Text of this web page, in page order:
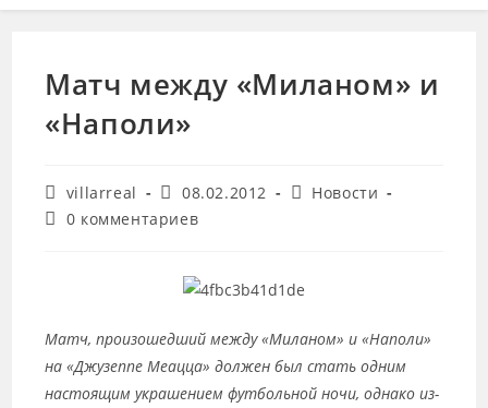
Матч между «Миланом» и
«Наполи»
Автор
записи:
villarreal
Запись
опубликована:
08.02.2012
Рубрика
Новости
Комментарии
0 комментариев
Матч, произошедший между «Миланом» и «Наполи»
на «Джузеппе Меацца» должен был стать одним
настоящим украшением футбольной ночи, однако из-